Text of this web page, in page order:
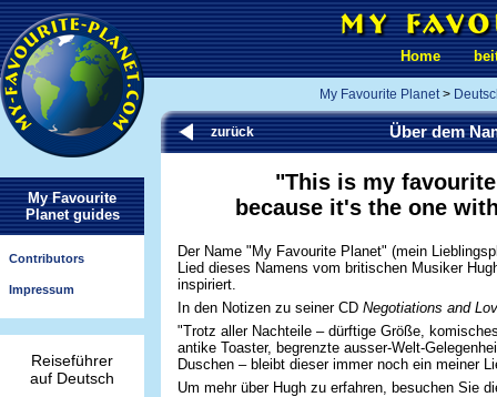
My Favourite
Planet guides
Contributors
Impressum
Reiseführer
auf Deutsch
Home
My Favourite Planet>
zurück Über dem
"This is my
because it's the one
Der Name "My Favourite Planet" (mein
Lied dieses Namens vom britischen Musiker
inspiriert.
In den Notizen zu seiner CD Negotiations and
"Trotz aller Nachteile – dürftige Größe,
antike Toaster, begrenzte ausser-Welt-
Duschen – bleibt dieser immer noch ein meiner
Um mehr über Hugh zu erfahren, besuchen Sie